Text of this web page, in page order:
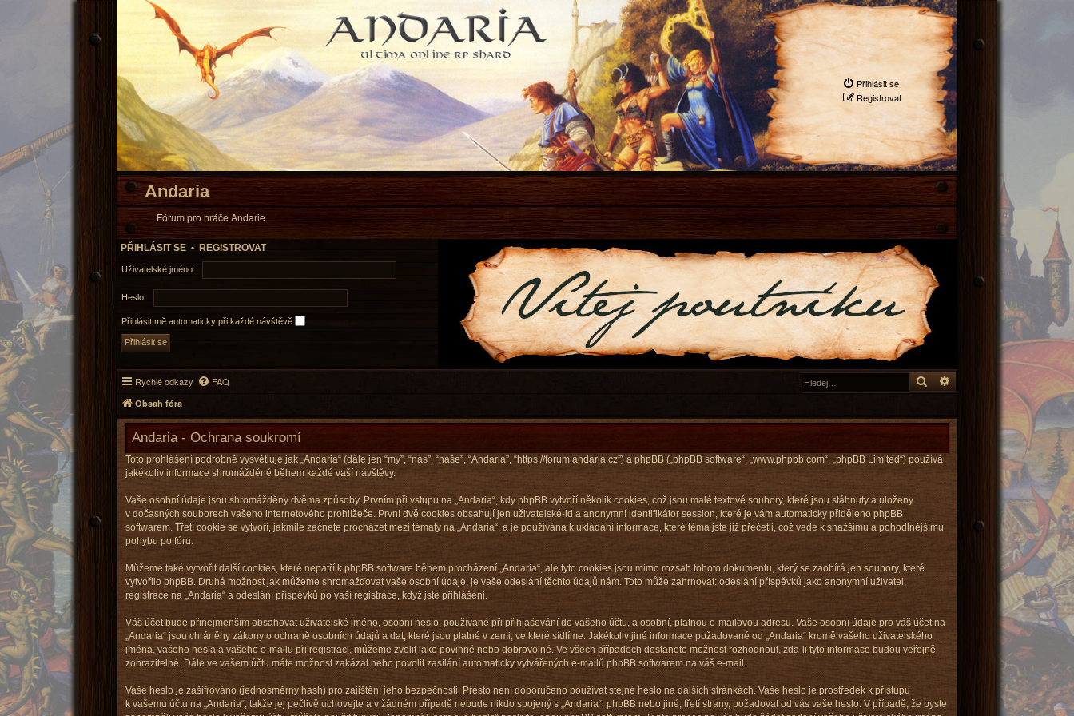
Přihlásit se
Registrovat
Andaria
Fórum pro hráče Andarie
PŘIHLÁSIT SE • REGISTROVAT
Uživatelské jméno:
Heslo:
Přihlásit mě automaticky při každé návštěvě
Rychlé odkazy FAQ Hledat
Obsah fóra
Andaria - Ochrana soukromí
Toto prohlášení podrobně vysvětluje jak „Andaria“ (dále jen “my”, “nás”, “naše”, “Andaria”, “https://forum.andaria.cz”) a phpBB („phpBB software“, „www.phpbb.com“, „phpBB Limited“) používá
jakékoliv informace shromážděné během každé vaší návštěvy.
Vaše osobní údaje jsou shromážděny dvěma způsoby. Prvním při vstupu na „Andaria“, kdy phpBB vytvoří několik cookies, což jsou malé textové soubory, které jsou stáhnuty a uloženy
v dočasných souborech vašeho internetového prohlížeče. První dvě cookies obsahují jen uživatelské-id a anonymní identifikátor session, které je vám automaticky přiděleno phpBB
softwarem. Třetí cookie se vytvoří, jakmile začnete procházet mezi tématy na „Andaria“, a je používána k ukládání informace, které téma jste již přečetli, což vede k snažšímu a pohodlnějšímu
pohybu po fóru.
Můžeme také vytvořit další cookies, které nepatří k phpBB software během procházení „Andaria“, ale tyto cookies jsou mimo rozsah tohoto dokumentu, který se zaobírá jen soubory, které
vytvořilo phpBB. Druhá možnost jak můžeme shromažďovat vaše osobní údaje, je vaše odeslání těchto údajů nám. Toto může zahrnovat: odeslání příspěvků jako anonymní uživatel,
registrace na „Andaria“ a odeslání příspěvků po vaší registrace, když jste přihlášeni.
Váš účet bude přinejmenším obsahovat uživatelské jméno, osobní heslo, používané při přihlašování do vašeho účtu, a osobní, platnou e-mailovou adresu. Vaše osobní údaje pro váš účet na
„Andaria“ jsou chráněny zákony o ochraně osobních údajů a dat, které jsou platné v zemi, ve které sídlíme. Jakékoliv jiné informace požadované od „Andaria“ kromě vašeho uživatelského
jména, vašeho hesla a vašeho e-mailu při registraci, můžeme zvolit jako povinné nebo dobrovolné. Ve všech případech dostanete možnost rozhodnout, zda-li tyto informace budou veřejně
zobrazitelné. Dále ve vašem účtu máte možnost zakázat nebo povolit zasílání automaticky vytvářených e-mailů phpBB softwarem na váš e-mail.
Vaše heslo je zašifrováno (jednosměrný hash) pro zajištění jeho bezpečnosti. Přesto není doporučeno používat stejné heslo na dalších stránkách. Vaše heslo je prostředek k přístupu
k vašemu účtu na „Andaria“, takže jej pečlivě uchovejte a v žádném případě nebude nikdo spojený s „Andaria“, phpBB nebo jiné, třetí strany, požadovat od vás vaše heslo. V případě, že byste